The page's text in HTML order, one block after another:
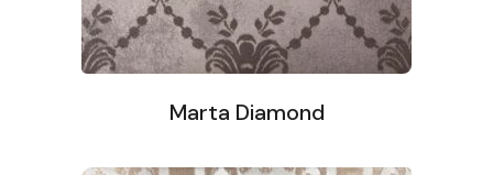
Marta Diamond